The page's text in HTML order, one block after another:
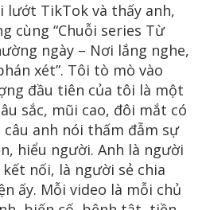
lướt TikTok và thấy anh,
cùng “Chuỗi series Từ
ngày – Nơi lắng nghe,
xét”. Tôi tò mò vào
đầu tiên của tôi là một
sắc, mũi cao, đôi mắt có
anh nói thấm đẫm sự
hiểu người. Anh là người
nối, là người sẻ chia
ấy. Mỗi video là mỗi chủ